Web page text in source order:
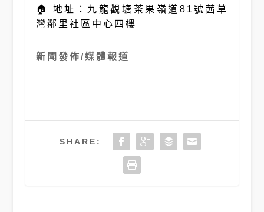
🏠 地址：九龍觀塘茶果嶺道81號茜草
灣鄰里社區中心四樓
新聞發佈/媒體報道
SHARE: